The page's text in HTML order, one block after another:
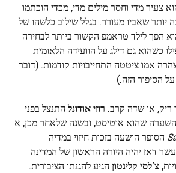
צעיר מדי וחסר מילים מדי, מכדי הוכתמו
יותר שאביו מעורר. בגלל שילוב כלשהו של
הפך לילד טראמפ הקשור ביותר לבחירה
כשהוא גם דילג על הוועידה הלאומית
אמו ציטטה התחייבויות קודמות. (דובר
הסיפור הזה.)
ריק, או שדה קרב. רוזי אודונל התנצל בפני
הסופר הושעה בזכות חיזוי במדיה
דאז יהיה היורה הראשון של המדינה
צ'לסי קלינטון הגיע להגנתו הציבורית.